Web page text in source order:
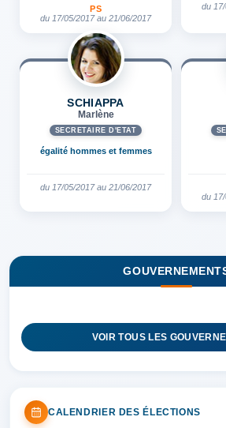
PS
du 17/05/2017 au 21/06/2017
du
SCHIAPPA
Marlène
SECRÉTAIRE D'ETAT
égalité hommes et femmes
du 17/05/2017 au 21/06/2017
du
VOIR TOUS LES
CALENDRIER DES ÉLECTIONS